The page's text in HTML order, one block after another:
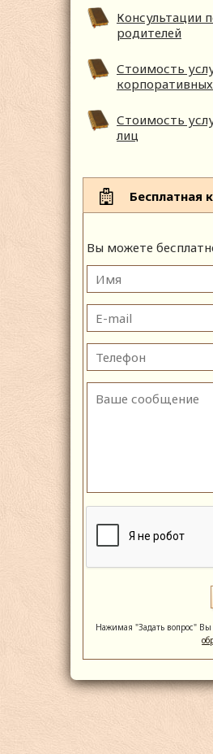
Консультации
родителей
Стоимость
Стоимость
лиц
Бесплатная
Вы можете
Нажимая "Задать вопрос" Вы